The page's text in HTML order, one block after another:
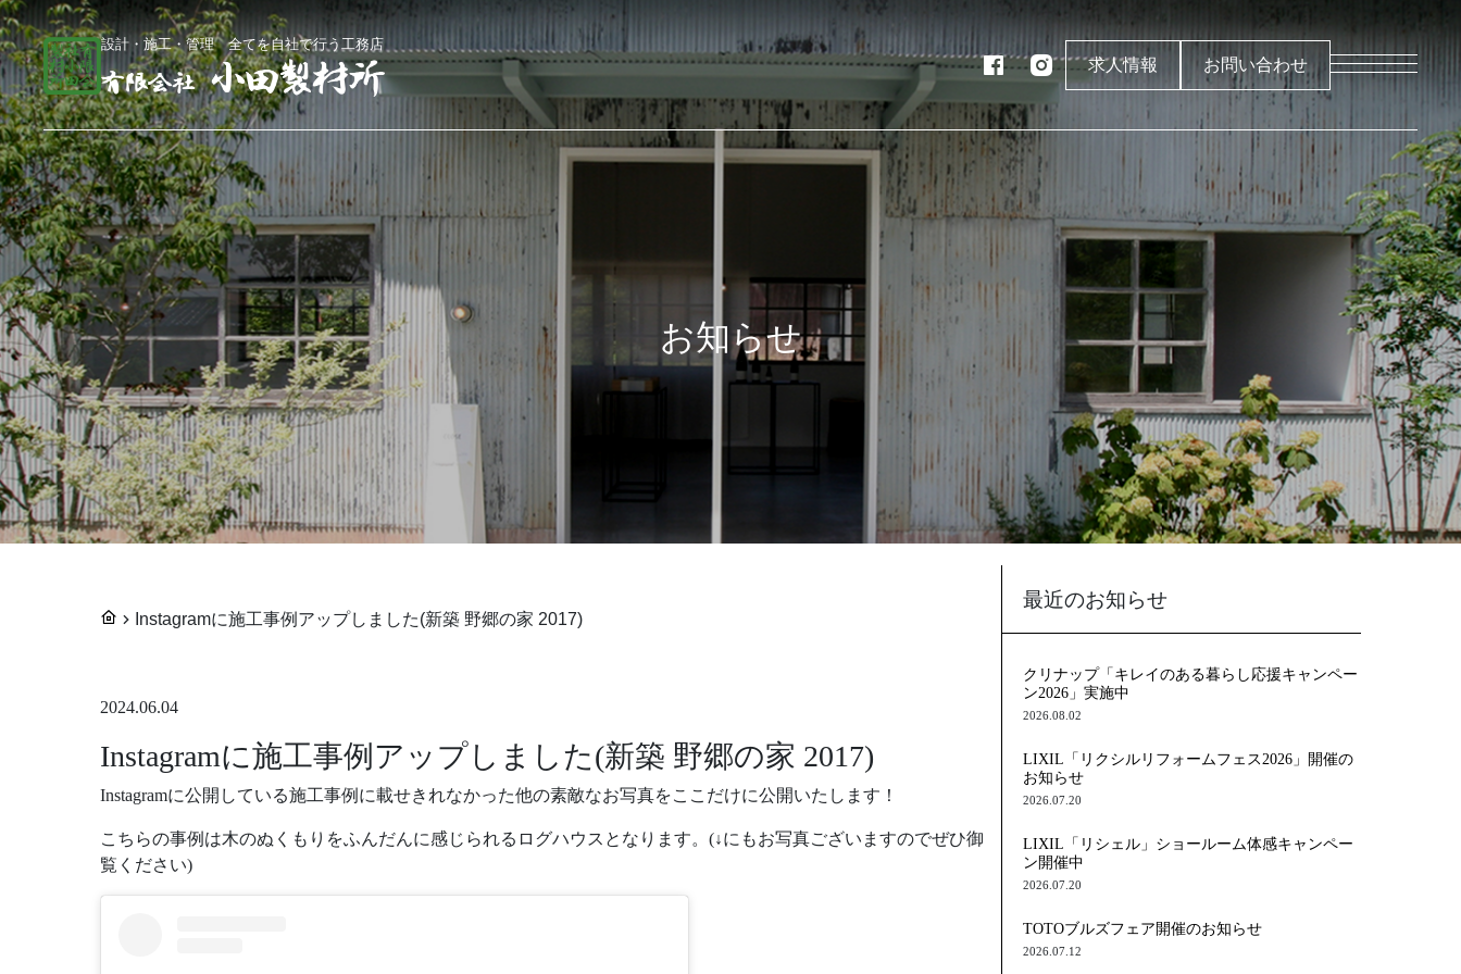
設計・施工・管理 全てを自社で行う工務店
総合建設業 有限会社 小田製作所 求人情報 お問い合わせ
お知らせ
Instagramに施工事例アップしました(新築 野郷の家 2017)
2024.06.04
Instagramに施工事例アップしました(新築 野郷の家 2017)
Instagramに公開している施工事例に載せきれなかった他の素敵なお写真をここだけに公開いたします！
こちらの事例は木のぬくもりをふんだんに感じられるログハウスとなります。(↓にもお写真ございますのでぜひ御
覧ください)
最近のお知らせ
クリナップ「キレイのある暮らし応援キャンペー
ン2026」実施中
2026.08.02
LIXIL「リクシルリフォームフェス2026」開催の
お知らせ
2026.07.20
LIXIL「リシェル」ショールーム体感キャンペー
ン開催中
2026.07.20
TOTOブルズフェア開催のお知らせ
2026.07.12